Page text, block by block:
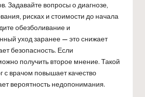
Задавайте вопросы о диагнозе,
рисках и стоимости до начала
обезболивание и
уход заранее — это снижает
безопасность. Если
получить второе мнение. Такой
с врачом повышает качество
вероятность недопонимания.